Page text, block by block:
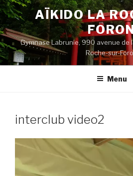
Aller
au
contenu
principal
AÏKIDO LA
Gymnase Labrunie, 990 avenue de
Roche-sur-
Menu
interclub video2
Lecteur